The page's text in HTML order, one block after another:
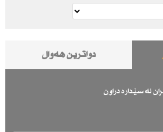
دواترین هەواڵ